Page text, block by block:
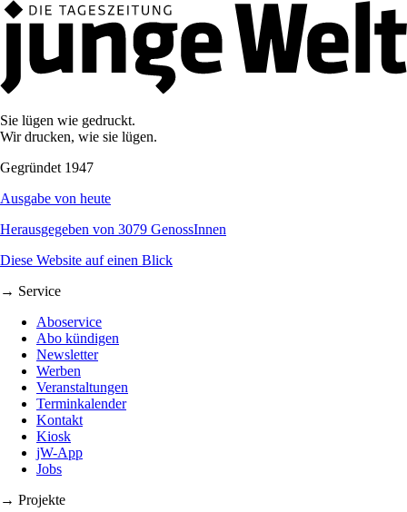
Sie lügen wie gedruckt.
Wir drucken, wie sie lügen.
Gegründet 1947
Ausgabe von heute
Herausgegeben von 3079 GenossInnen
Diese Website auf einen Blick
→ Service
Aboservice
Abo kündigen
Newsletter
Werben
Veranstaltungen
Terminkalender
Kontakt
Kiosk
jW-App
Jobs
→ Projekte